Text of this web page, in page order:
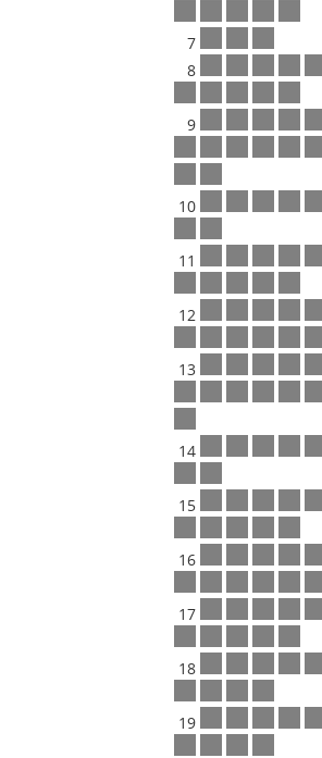
7
8
9
10
11
12
13
14
15
16
17
18
19